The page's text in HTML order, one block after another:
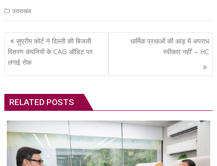
उत्तराखंड
Post
navigation
सुप्रीम कोर्ट ने दिल्ली की बिजली
वितरण कंपनियों के CAG ऑडिट पर
लगाई रोक
धार्मिक प्रथाओं की आड़ में अपराध
स्वीकार नहीं’ – HC
RELATED POSTS